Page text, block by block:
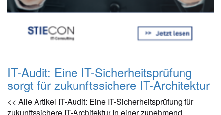
IT-Audit: Eine IT-Sicherheitsprüfung
sorgt für zukunftssichere IT-Architektur
<< Alle Artikel IT-Audit: Eine IT-Sicherheitsprüfung für
zukunftssichere IT-Architektur​ In einer zunehmend